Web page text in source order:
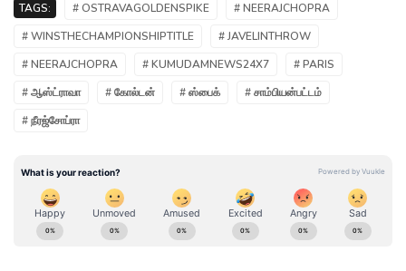
TAGS: # OSTRAVAGOLDENSPIKE
# NEERAJCHOPRA
# WINSTHECHAMPIONSHIPTITLE
# JAVELINTHROW
# NEERAJCHOPRA
# KUMUDAMNEWS24X7
# PARIS
# ஆஸ்ட்ராவா
# கோல்டன் # ஸ்பைக்
# சாம்பியன்பட்டம்
# நீரஜ்சோப்ரா